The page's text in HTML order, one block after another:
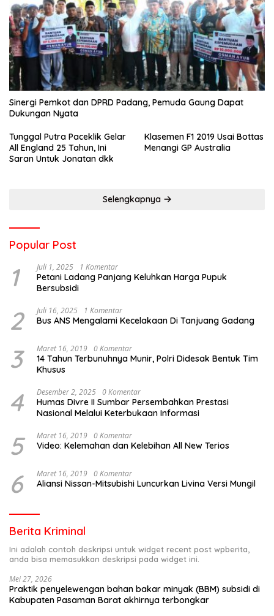
Sinergi Pemkot dan DPRD Padang, Pemuda Gaung Dapat
Dukungan Nyata
Tunggal Putra Paceklik Gelar
All England 25 Tahun, Ini
Saran Untuk Jonatan dkk
Klasemen F1 2019 Usai Bottas
Menangi GP Australia
Selengkapnya
Popular Post
1 Juli 1, 2025 1 Komentar
Petani Ladang Panjang Keluhkan Harga Pupuk
Bersubsidi
2 Juli 16, 2025 1 Komentar
Bus ANS Mengalami Kecelakaan Di Tanjuang Gadang
3 Maret 16, 2019 0 Komentar
14 Tahun Terbunuhnya Munir, Polri Didesak Bentuk Tim
Khusus
4 Desember 2, 2025 0 Komentar
Humas Divre II Sumbar Persembahkan Prestasi
Nasional Melalui Keterbukaan Informasi
5 Maret 16, 2019 0 Komentar
Video: Kelemahan dan Kelebihan All New Terios
6 Maret 16, 2019 0 Komentar
Aliansi Nissan-Mitsubishi Luncurkan Livina Versi Mungil
Berita Kriminal
Ini adalah contoh deskripsi untuk widget recent post wpberita,
anda bisa memasukkan deskripsi pada widget ini.
Mei 27, 2026
Praktik penyelewengan bahan bakar minyak (BBM) subsidi di
Kabupaten Pasaman Barat akhirnya terbongkar